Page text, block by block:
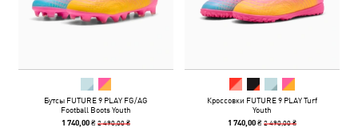
Бутсы FUTURE 9 PLAY FG/AG
Football Boots Youth
1 740,00 ₴2 490,00 ₴
Кроссовки FUTURE 9 PLAY Turf
Youth
1 740,00 ₴2 490,00 ₴